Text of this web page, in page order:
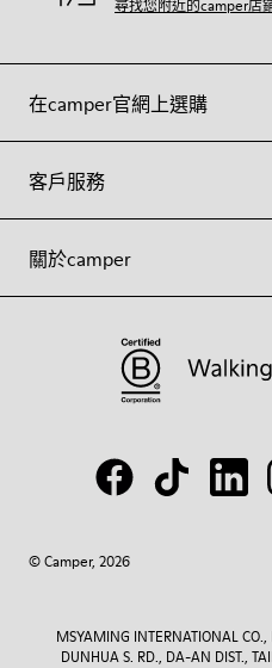
在camper官網上選購
客戶服務
關於camper
尋找您附近的camper店
© Camper, 2026
MSYAMING INTERNATIONAL CO.,
DUNHUA S. RD., DA-AN DIST.,